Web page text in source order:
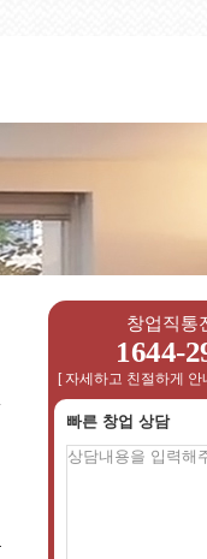
창업직통
1644-
[ 자세하고 친절하게
빠른 창업 상담